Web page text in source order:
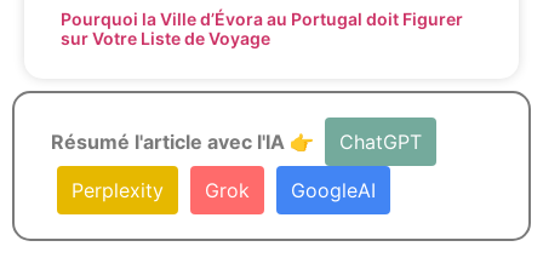
Pourquoi la Ville d’Évora au Portugal doit Figurer
sur Votre Liste de Voyage
Résumé l'article avec l'IA 👉
ChatGPT
Perplexity
Grok GoogleAI